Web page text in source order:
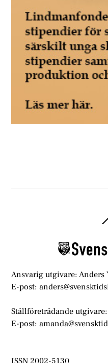
Ansvarig utgivare: Anders
E-post:
Ställföreträdande
E-post:
ISSN 2002-5130